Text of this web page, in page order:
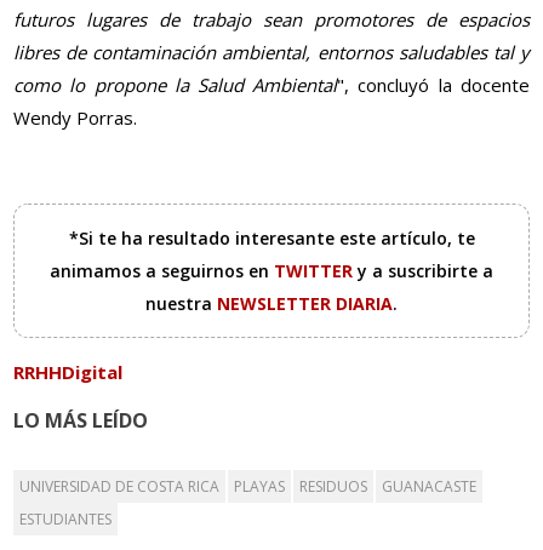
futuros lugares de trabajo sean promotores de espacios
libres de contaminación ambiental, entornos saludables tal y
como lo propone la Salud Ambiental", concluyó la docente
Wendy Porras.
*Si te ha resultado interesante este artículo, te
animamos a seguirnos en TWITTERy a suscribirte a
nuestra NEWSLETTER DIARIA.
RRHHDigital
LO MÁS LEÍDO
UNIVERSIDAD DE COSTA RICA PLAYAS RESIDUOS
GUANACASTE
ESTUDIANTES